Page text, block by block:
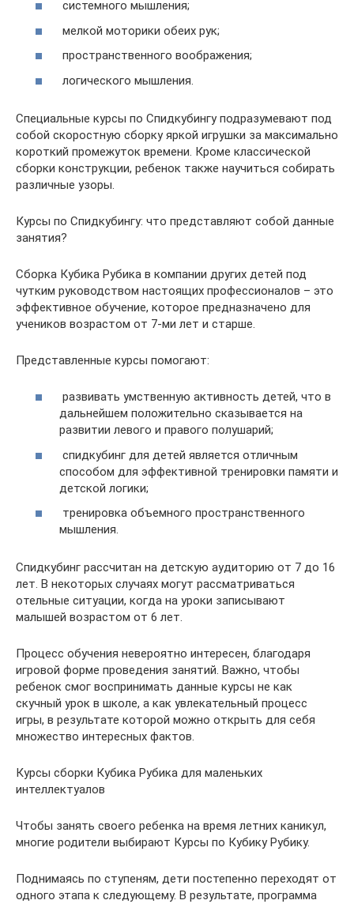
системного мышления;
мелкой моторики обеих рук;
пространственного воображения;
логического мышления.
Специальные курсы по Спидкубингу подразумевают под
собой скоростную сборку яркой игрушки за максимально
короткий промежуток времени. Кроме классической
сборки конструкции, ребенок также научиться собирать
различные узоры.
Курсы по Спидкубингу: что представляют собой данные
занятия?
Сборка Кубика Рубика в компании других детей под
чутким руководством настоящих профессионалов – это
эффективное обучение, которое предназначено для
учеников возрастом от 7-ми лет и старше.
Представленные курсы помогают:
развивать умственную активность детей, что в
дальнейшем положительно сказывается на
развитии левого и правого полушарий;
спидкубинг для детей является отличным
способом для эффективной тренировки памяти и
детской логики;
тренировка объемного пространственного
мышления.
Спидкубинг рассчитан на детскую аудиторию от 7 до 16
лет. В некоторых случаях могут рассматриваться
отельные ситуации, когда на уроки записывают
малышей возрастом от 6 лет.
Процесс обучения невероятно интересен, благодаря
игровой форме проведения занятий. Важно, чтобы
ребенок смог воспринимать данные курсы не как
скучный урок в школе, а как увлекательный процесс
игры, в результате которой можно открыть для себя
множество интересных фактов.
Курсы сборки Кубика Рубика для маленьких
интеллектуалов
Чтобы занять своего ребенка на время летних каникул,
многие родители выбирают Курсы по Кубику Рубику.
Поднимаясь по ступеням, дети постепенно переходят от
одного этапа к следующему. В результате, программа